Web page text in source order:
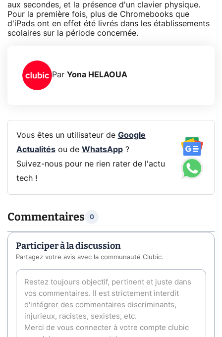
aux secondes, et la présence d'un clavier physique.
Pour la première fois, plus de Chromebooks que
d'iPads ont en effet été livrés dans les établissements
scolaires sur la période concernée.
Par Yona HELAOUA
Vous êtes un utilisateur de Google
Actualitésou de WhatsApp?
Suivez-nous pour ne rien rater de l'actu
tech !
Commentaires 0
Participer à la discussion
Partagez votre avis avec la communauté Clubic.